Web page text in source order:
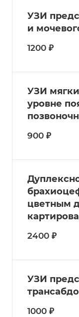
УЗИ
и
1200 ₽
УЗИ
уровне
900 ₽
цветным
2400 ₽
УЗИ
1000 ₽